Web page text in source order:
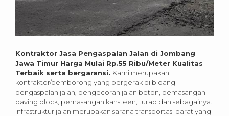
Kontraktor Jasa Pengaspalan Jalan di Jombang
Jawa Timur Harga Mulai Rp.55 Ribu/Meter Kualitas
Terbaik serta bergaransi. Kami merupakan
kontraktor/pemborong yang bergerak di bidang
pengaspalan jalan, pengecoran jalan beton, pemasangan
paving block, pemasangan kansteen, turap dan sebagainya.
Infrastruktur jalan merupakan sarana transportasi darat yang